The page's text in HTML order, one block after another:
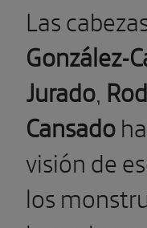
Las
González-
Jurado,
Cansado
visión de
los